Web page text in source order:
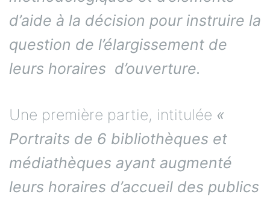
d’aide à la décision pour instruire la
question de l’élargissement de
leurs horaires d’ouverture.
Une première partie, intitulée «
Portraits de 6 bibliothèques et
médiathèques ayant augmenté
leurs horaires d’accueil des publics